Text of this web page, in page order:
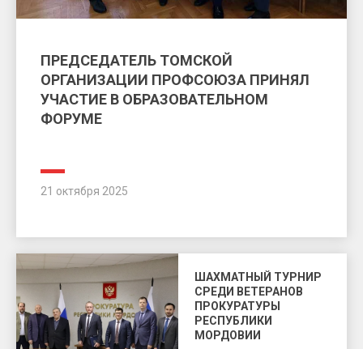
ПРЕДСЕДАТЕЛЬ ТОМСКОЙ
ОРГАНИЗАЦИИ ПРОФСОЮЗА ПРИНЯЛ
УЧАСТИЕ В ОБРАЗОВАТЕЛЬНОМ
ФОРУМЕ
21 октября 2025
ШАХМАТНЫЙ ТУРНИР
СРЕДИ ВЕТЕРАНОВ
ПРОКУРАТУРЫ
РЕСПУБЛИКИ
МОРДОВИИ